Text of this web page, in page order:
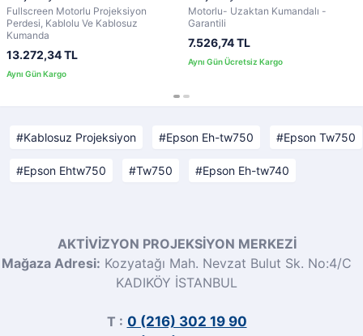
Fullscreen Motorlu Projeksiyon
Perdesi, Kablolu Ve Kablosuz
Kumanda
13.272,34 TL
Motorlu- Uzaktan Kumandalı -
Garantili
7.526,74 TL
Kablosuz Projeksiyon Epson Eh-tw750 Epson Tw750
Epson Ehtw750 Tw750 Epson Eh-tw740
AKTİVİZYON PROJEKSİYON MERKEZİ
Mağaza Adresi: Kozyatağı Mah. Nevzat Bulut Sk. No:4/C
KADIKÖY İSTANBUL
T : 0 (216) 302 19 90